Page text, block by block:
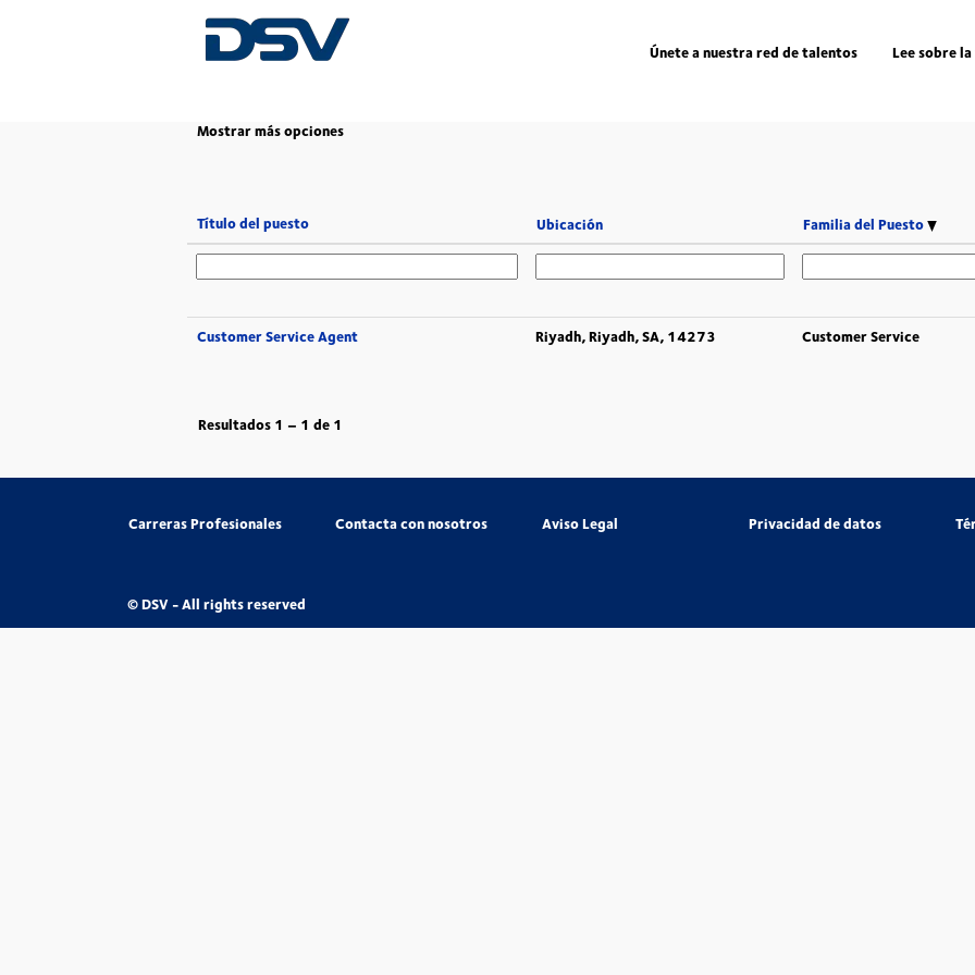
Únete a nuestra red de talentos Lee sobre
Inicio |en DSV(página
actual)
Mostrar más opciones
Título del puesto Ubicación Familia del Puesto
Customer Service Agent
Riyadh, Riyadh, SA, 14273 Customer Service
Resultados 1 – 1 de 1
Carreras Profesionales Contacta con nosotros Aviso Legal Privacidad de datos
© DSV - All rights reserved